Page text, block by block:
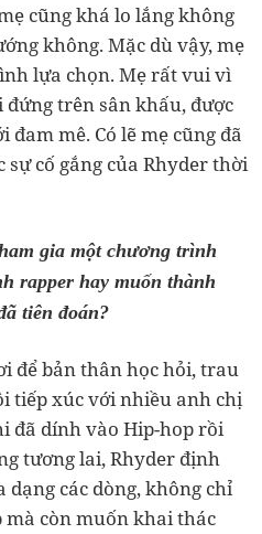
cũng khá lo lắng không
không. Mặc dù vậy, mẹ
lựa chọn. Mẹ rất vui vì
trên sân khấu, được
mê. Có lẽ mẹ cũng đã
cố gắng của Rhyder thời
gia một chương trình
rapper hay muốn thành
tiên đoán?
để bản thân học hỏi, trau
tiếp xúc với nhiều anh chị
đã dính vào Hip-hop rồi
tương lai, Rhyder định
dạng các dòng, không chỉ
còn muốn khai thác